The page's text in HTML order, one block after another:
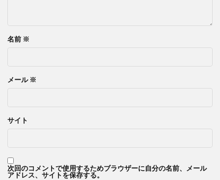
名前 ※
メール ※
サイト
次回のコメントで使用するためブラウザーに自分の名前、メール
アドレス、サイトを保存する。